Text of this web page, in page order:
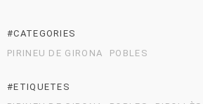
#CATEGORIES
PIRINEU DE GIRONA
POBLES
#ETIQUETES